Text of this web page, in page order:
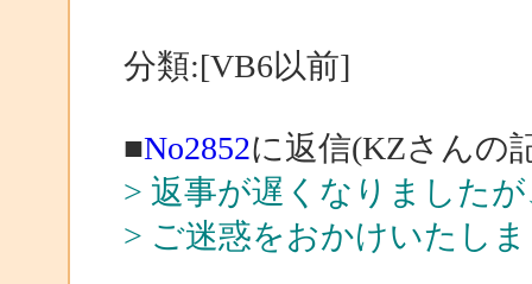
分類:[VB6以前]
■No2852に返信(KZさんの
> 返事が遅くなりました
> ご迷惑をおかけいたし